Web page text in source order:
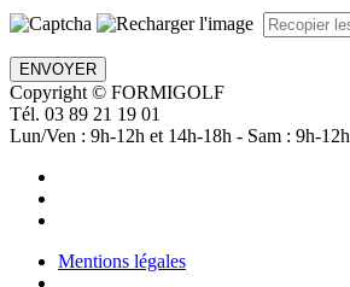
ENVOYER
Copyright © FORMIGOLF
Tél. 03 89 21 19 01
Lun/Ven : 9h-12h et 14h-18h - Sam : 9h-12h
Mentions légales